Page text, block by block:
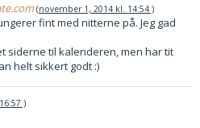
november 1, 2014 kl. 14:54
fint med nitterne på. Jeg gad
siderne til kalenderen, men har tit
helt sikkert godt :)